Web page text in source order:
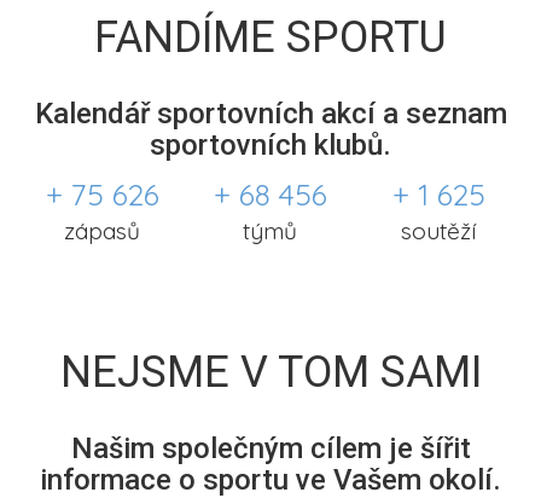
FANDÍME SPORTU
Kalendář sportovních akcí a seznam
sportovních klubů.
+ 75 626
zápasů
+ 68 456
týmů
+ 1 625
soutěží
NEJSME V TOM SAMI
Našim společným cílem je šířit
informace o sportu ve Vašem okolí.